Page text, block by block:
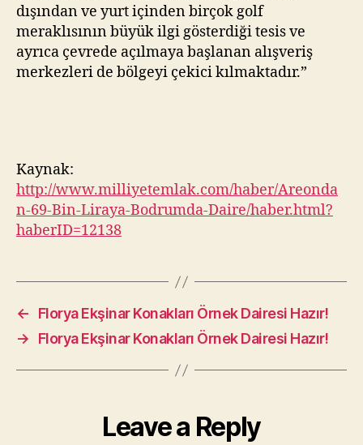
dışından ve yurt içinden birçok golf
meraklısının büyük ilgi gösterdiği tesis ve
ayrıca çevrede açılmaya başlanan alışveriş
merkezleri de bölgeyi çekici kılmaktadır.”
Kaynak:
http://www.milliyetemlak.com/haber/Areonda
n-69-Bin-Liraya-Bodrumda-Daire/haber.html?
haberID=12138
←
Florya Ekşinar Konakları Örnek Dairesi Hazır!
→
Florya Ekşinar Konakları Örnek Dairesi Hazır!
Leave a Reply